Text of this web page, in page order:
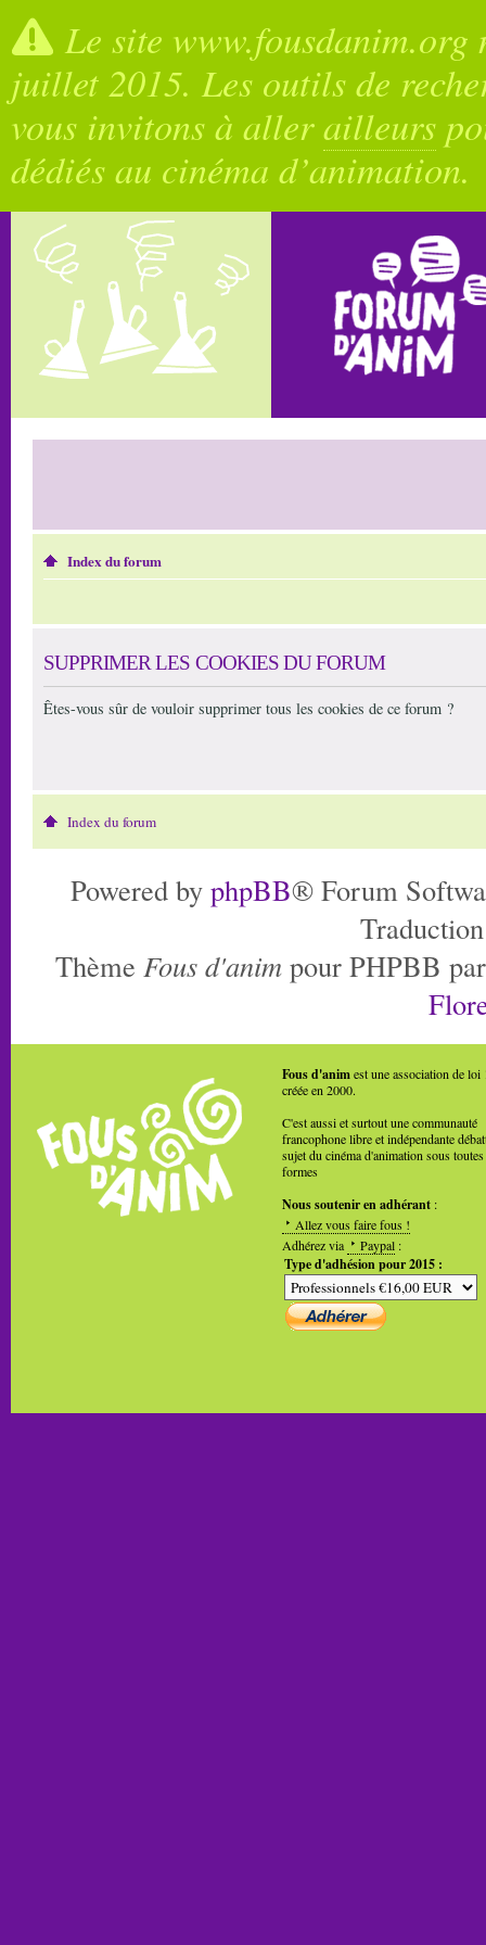
Le site
juillet 2015. Les outils de
vous invitons à allerailleurs
dédiés au cinéma d’animation.
Index du forum
SUPPRIMER LES COOKIES DU FORUM
Êtes-vous sûr de vouloir supprimer tous les cookies de ce forum ?
Index du forum
Powered by phpBB® Forum
Thème Fous d'anim pour PHPBB
Fous d'animest une association de loi
créée en 2000.
C'est aussi et surtout une communauté
francophone libre et indépendante
sujet du cinéma d'animation sous toutes
formes
Nous soutenir en adhérant :
Allez vous faire fous !
Adhérez via
Paypal :
Type d'adhésion pour 2015 :